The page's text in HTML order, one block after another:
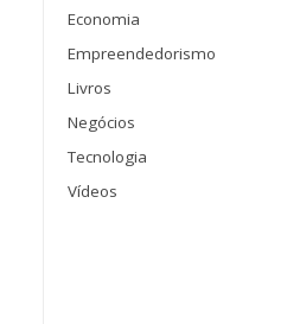
Economia
Empreendedorismo
Livros
Negócios
Tecnologia
Vídeos